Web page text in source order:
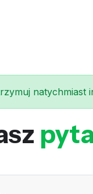
natychmiast